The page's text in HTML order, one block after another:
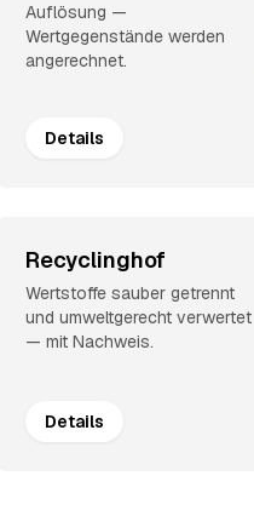
Auflösung —
Wertgegenstände werden
angerechnet.
Details
Recyclinghof
Wertstoffe sauber getrennt
und umweltgerecht verwertet
— mit Nachweis.
Details